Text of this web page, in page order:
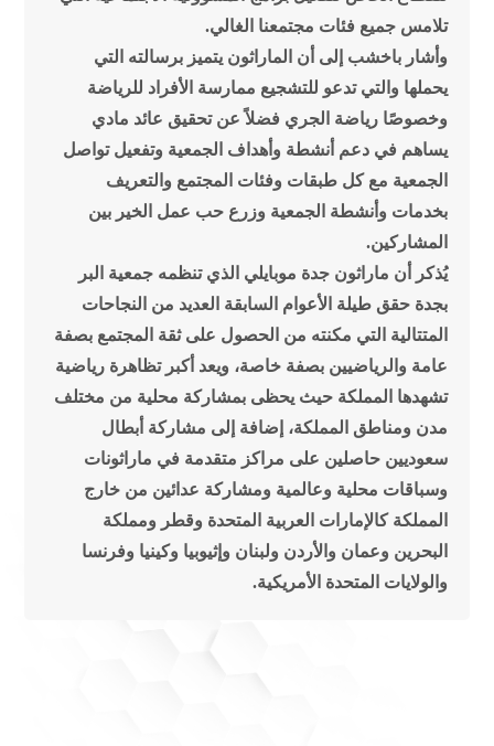
تلامس جميع فئات مجتمعنا الغالي.
وأشار باخشب إلى أن الماراثون يتميز برسالته التي
يحملها والتي تدعو للتشجيع ممارسة الأفراد للرياضة
وخصوصًا رياضة الجري فضلاً عن تحقيق عائد مادي
يساهم في دعم أنشطة وأهداف الجمعية وتفعيل تواصل
الجمعية مع كل طبقات وفئات المجتمع والتعريف
بخدمات وأنشطة الجمعية وزرع حب عمل الخير بين
المشاركين.
يُذكر أن ماراثون جدة موبايلي الذي تنظمه جمعية البر
بجدة حقق طيلة الأعوام السابقة العديد من النجاحات
المتتالية التي مكنته من الحصول على ثقة المجتمع بصفة
عامة والرياضيين بصفة خاصة، ويعد أكبر تظاهرة رياضية
تشهدها المملكة حيث يحظى بمشاركة محلية من مختلف
مدن ومناطق المملكة، إضافة إلى مشاركة أبطال
سعوديين حاصلين على مراكز متقدمة في ماراثونات
وسباقات محلية وعالمية ومشاركة عدائين من خارج
المملكة كالإمارات العربية المتحدة وقطر ومملكة
البحرين وعمان والأردن ولبنان وإثيوبيا وكينيا وفرنسا
والولايات المتحدة الأمريكية.